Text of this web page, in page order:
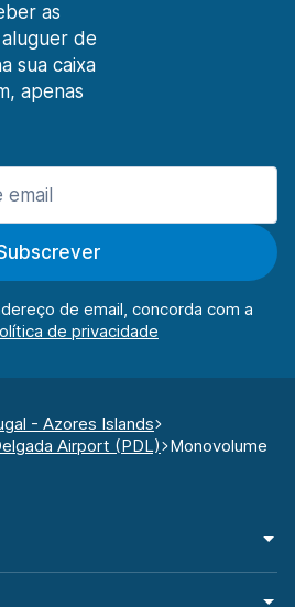
as
de
sua caixa
apenas
de email, concorda com a
- Azores Islands
Airport (PDL) Monovolume